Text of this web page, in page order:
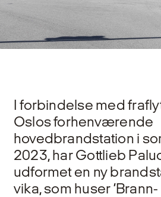
I forbindelse med
Oslos forhenværende
hovedbrandstation i
2023, har Gottlieb
udformet en ny
vika, som huser